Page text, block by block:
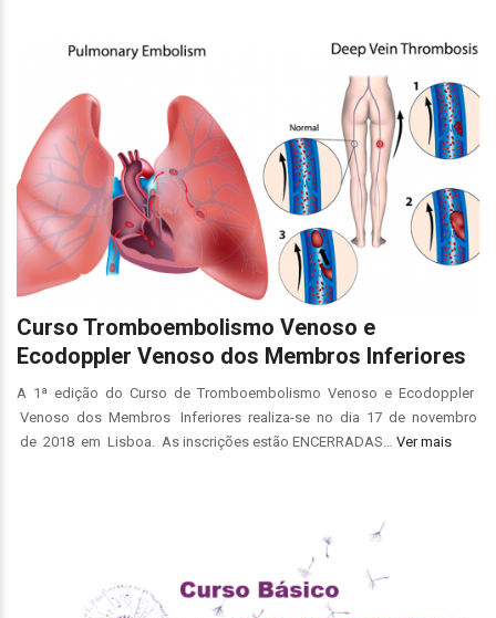
Curso Tromboembolismo Venoso e
Ecodoppler Venoso dos Membros Inferiores
A 1ª edição do Curso de Tromboembolismo Venoso e Ecodoppler
Venoso dos Membros Inferiores realiza-se no dia 17 de novembro
de 2018 em Lisboa. As inscrições estão ENCERRADAS… Ver mais